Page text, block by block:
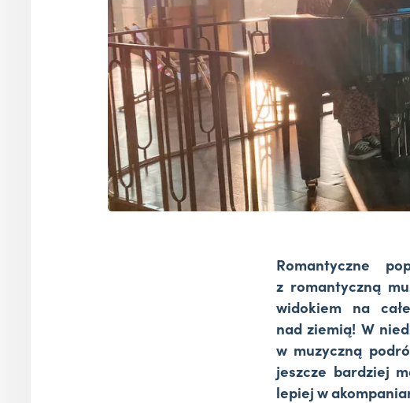
Romantyczne
z romantyczną
widokiem na
nad ziemią! W
w muzyczną
jeszcze bardziej
lepiej w